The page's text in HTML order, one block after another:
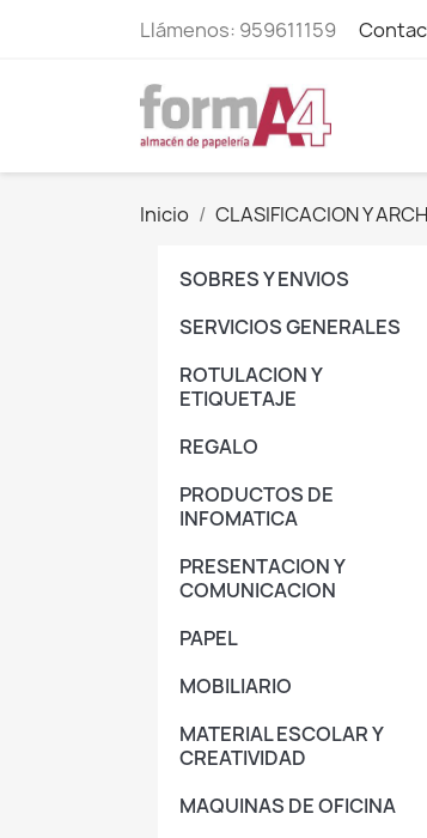
Llámenos: 959611159
Inicio CLASIFICACION Y
SOBRES Y ENVIOS
SERVICIOS GENERALES
ROTULACION Y
ETIQUETAJE
REGALO
PRODUCTOS DE
INFOMATICA
PRESENTACION Y
COMUNICACION
PAPEL
MOBILIARIO
MATERIAL ESCOLAR Y
CREATIVIDAD
MAQUINAS DE OFICINA